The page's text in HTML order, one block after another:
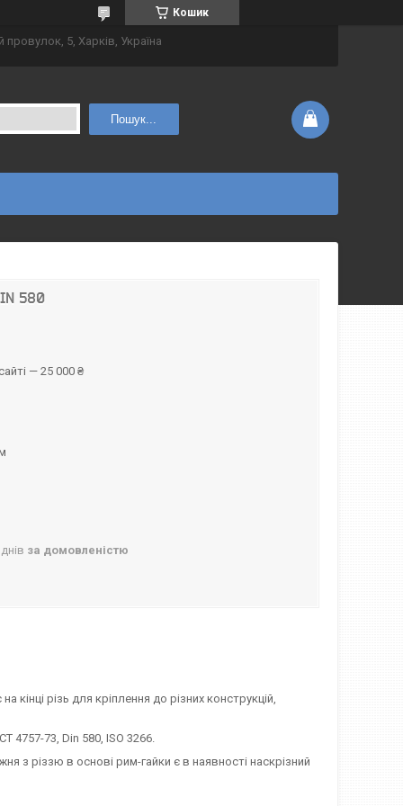
Кошик
провулок, 5, Харків, Україна
Пошук...
580
— 25 000 ₴
за домовленістю
різь для кріплення до різних конструкцій,
4757-73, Din 580, ISO 3266.
з різзю в основі рим-гайки є в наявності наскрізний